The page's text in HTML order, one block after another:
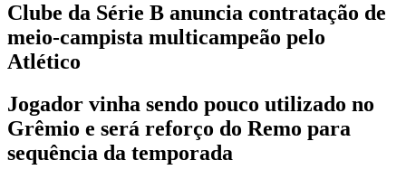
Clube da Série B anuncia contratação de
meio-campista multicampeão pelo
Atlético
Jogador vinha sendo pouco utilizado no
Grêmio e será reforço do Remo para
sequência da temporada